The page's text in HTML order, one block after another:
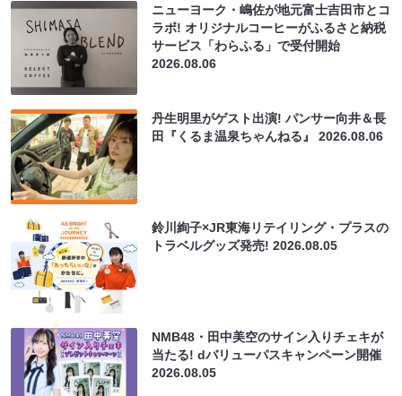
ニューヨーク・嶋佐が地元富士吉田市とコ
ラボ! オリジナルコーヒーがふるさと納税
サービス「わらふる」で受付開始
2026.08.06
丹生明里がゲスト出演! パンサー向井＆長
田『くるま温泉ちゃんねる』2026.08.06
鈴川絢子×JR東海リテイリング・プラスの
トラベルグッズ発売!2026.08.05
NMB48・田中美空のサイン入りチェキが
当たる! dバリューパスキャンペーン開催
2026.08.05